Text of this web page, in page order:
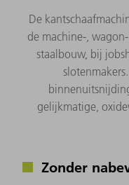
De
de machine-,
staalbouw, bij
gelijkmatige,
Zonder